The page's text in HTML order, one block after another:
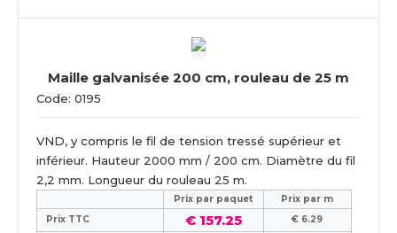
Maille galvanisée 200 cm, rouleau de 25 m
Code: 0195
VND, y compris le fil de tension tressé supérieur et
inférieur. Hauteur 2000 mm / 200 cm. Diamètre du fil
2,2 mm. Longueur du rouleau 25 m.
Prix ​​par paquet
Prix par m
Prix TTC
€ 157.25
€ 6.29